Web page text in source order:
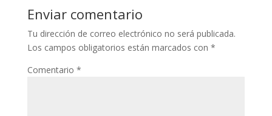
Enviar comentario
Tu dirección de correo electrónico no será publicada.
Los campos obligatorios están marcados con *
Comentario *